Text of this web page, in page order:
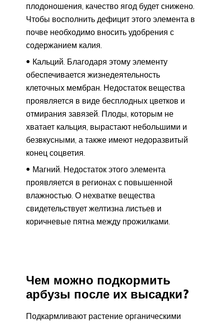
плодоношения, качество ягод будет снижено.
Чтобы восполнить дефицит этого элемента в
почве необходимо вносить удобрения с
содержанием калия.
Кальций. Благодаря этому элементу
обеспечивается жизнедеятельность
клеточных мембран. Недостаток вещества
проявляется в виде бесплодных цветков и
отмирания завязей. Плоды, которым не
хватает кальция, вырастают небольшими и
безвкусными, а также имеют недоразвитый
конец соцветия.
Магний. Недостаток этого элемента
проявляется в регионах с повышенной
влажностью. О нехватке вещества
свидетельствует желтизна листьев и
коричневые пятна между прожилками.
Чем можно подкормить
арбузы после их высадки?
Подкармливают растение органическими